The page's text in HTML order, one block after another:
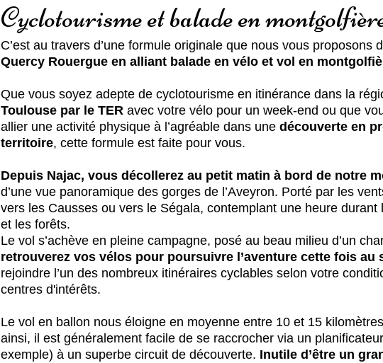
Cyclotourisme et balade en
C’est au travers d’une formule originale que nous vous proposons
Quercy Rouergue en alliant balade en vélo et vol en
Que vous soyez adepte de cyclotourisme en itinérance dans la
Toulouse par le TER avec votre vélo pour un week-end ou que
allier une activité physique à l’agréable dans une découverte en
territoire, cette formule est faite pour vous.
Depuis Najac, vous décollerez au petit matin à bord de notre
d’une vue panoramique des gorges de l’Aveyron. Porté par les
vers les Causses ou vers le Ségala, contemplant une heure durant
et les forêts.
Le vol s’achève en pleine campagne, posé au beau milieu d’un
retrouverez vos vélos pour poursuivre l’aventure cette fois au
rejoindre l’un des nombreux itinéraires cyclables selon votre
centres d'intérêts.
Le vol en ballon nous éloigne en moyenne entre 10 et 15
ainsi, il est généralement facile de se raccrocher via un
exemple) à un superbe circuit de découverte. Inutile d’être un